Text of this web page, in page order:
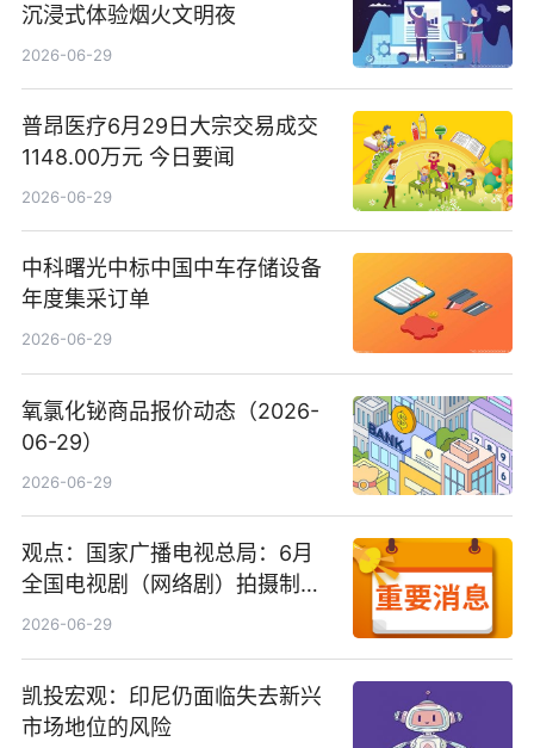
沉浸式体验烟火文明夜
2026-06-29
普昂医疗6月29日大宗交易成交
1148.00万元 今日要闻
2026-06-29
中科曙光中标中国中车存储设备
年度集采订单
2026-06-29
氧氯化铋商品报价动态（2026-
06-29）
2026-06-29
观点：国家广播电视总局：6月
全国电视剧（网络剧）拍摄制作
备案公示剧目197部
2026-06-29
凯投宏观：印尼仍面临失去新兴
市场地位的风险